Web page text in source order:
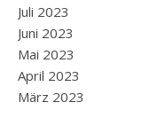
Juli 2023
Juni 2023
Mai 2023
April 2023
März 2023